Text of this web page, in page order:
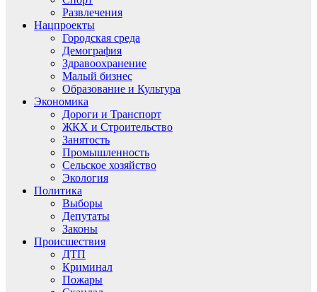
Развлечения
Нацпроекты
Городская среда
Демография
Здравоохранение
Малый бизнес
Образование и Культура
Экономика
Дороги и Транспорт
ЖКХ и Строительство
Занятость
Промышленность
Сельское хозяйство
Экология
Политика
Выборы
Депутаты
Законы
Происшествия
ДТП
Криминал
Пожары